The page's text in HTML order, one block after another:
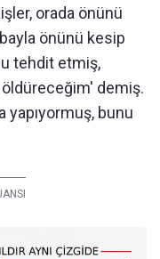
orada önünü
önünü kesip
tehdit etmiş,
demiş.
yapıyormuş, bunu